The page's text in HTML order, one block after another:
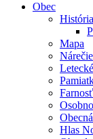
Obec
História
Mapa
Nárečie
Hlas